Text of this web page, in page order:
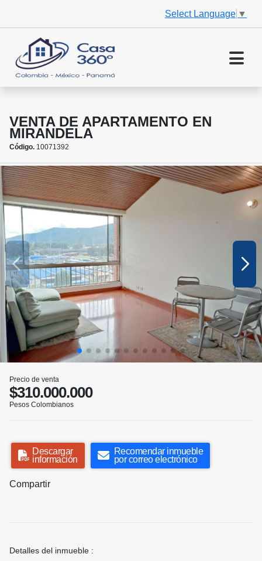
Select Language ▼
VENTA DE APARTAMENTO EN
MIRANDELA
Código. 10071392
Precio de venta
$310.000.000
Pesos Colombianos
Descargar
información
Recomendar inmueble
por correo electrónico
Compartir
Detalles del inmueble :